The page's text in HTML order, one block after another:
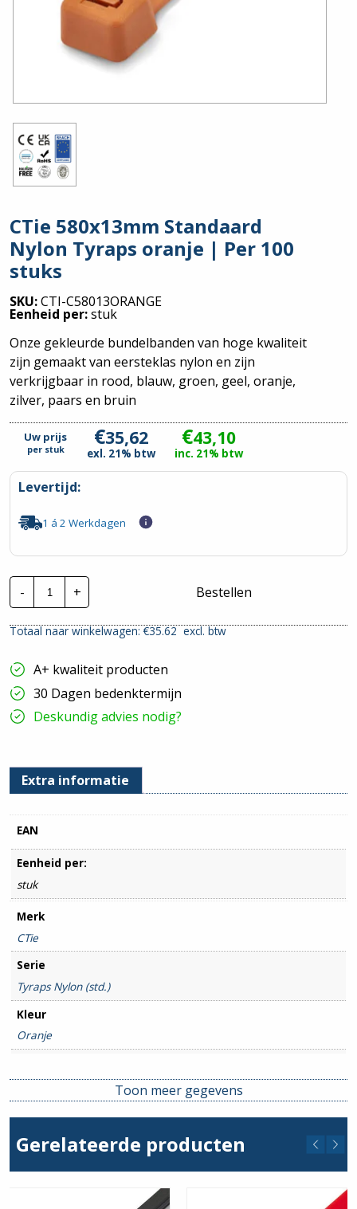
CTie 580x13mm Standaard
Nylon Tyraps oranje | Per 100
stuks
SKU:CTI-C58013ORANGE
Eenheid per:stuk
Onze gekleurde bundelbanden van hoge kwaliteit
zijn gemaakt van eersteklas nylon en zijn
verkrijgbaar in rood, blauw, groen, geel, oranje,
zilver, paars en bruin
Uw prijs
per stuk €35,62
exl. 21% btw
€43,10
inc. 21% btw
Levertijd:
1 á 2 Werkdagen
-
CTie
580x13mm
Standaard
Tyraps
|
Per
100
stuks
hoeveelheid
+ Bestellen
Totaal naar winkelwagen: €35.62excl. btw
A+ kwaliteit producten
30 Dagen bedenktermijn
Deskundig advies nodig?
Extra informatie
EAN
Eenheid per:
stuk
Merk
CTie
Serie
Tyraps Nylon (std.)
Kleur
Oranje
580mm
Toon meer gegevens
Gerelateerde producten